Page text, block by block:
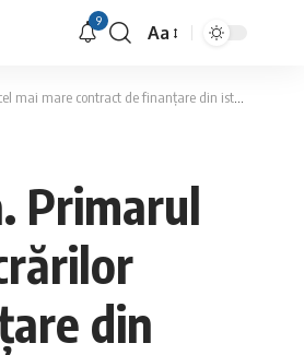
9
Font
Aa
contract de finanțare din istoria comunei
Primarul
din